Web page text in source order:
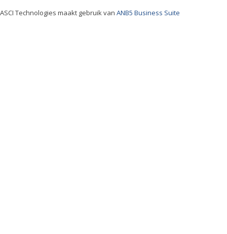
ASCI Technologies maakt gebruik van ANB5 Business Suite